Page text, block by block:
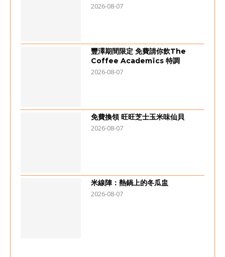
2026-08-07
豐澤期間限定 免費請你飲The
Coffee Academïcs 特調
2026-08-07
免費換領 旺旺芝士玉米味仙貝
2026-08-07
米線陣：熱鍋上的冬瓜盅
2026-08-07